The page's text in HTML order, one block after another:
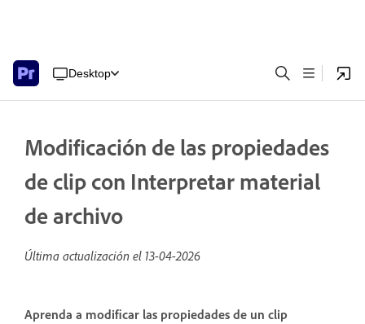
Desktop
Modificación de las propiedades
de clip con Interpretar material
de archivo
Última actualización el 13-04-2026
Aprenda a modificar las propiedades de un clip